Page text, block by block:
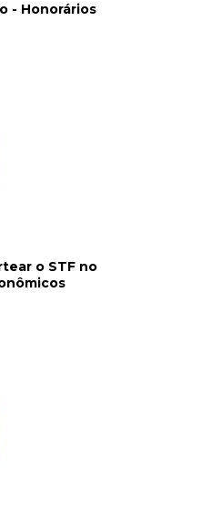
- Honorários
o STF no